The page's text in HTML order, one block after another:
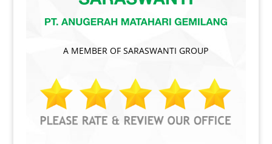
A MEMBER OF SARASWANTI GROUP